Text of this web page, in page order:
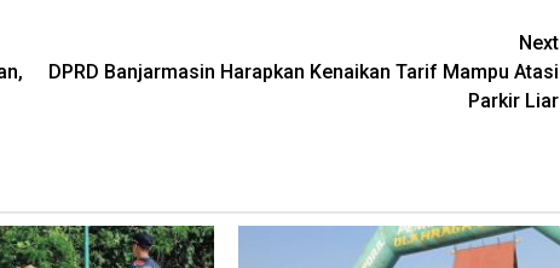
Next
DPRD Banjarmasin Harapkan Kenaikan Tarif Mampu Atasi
Parkir Liar